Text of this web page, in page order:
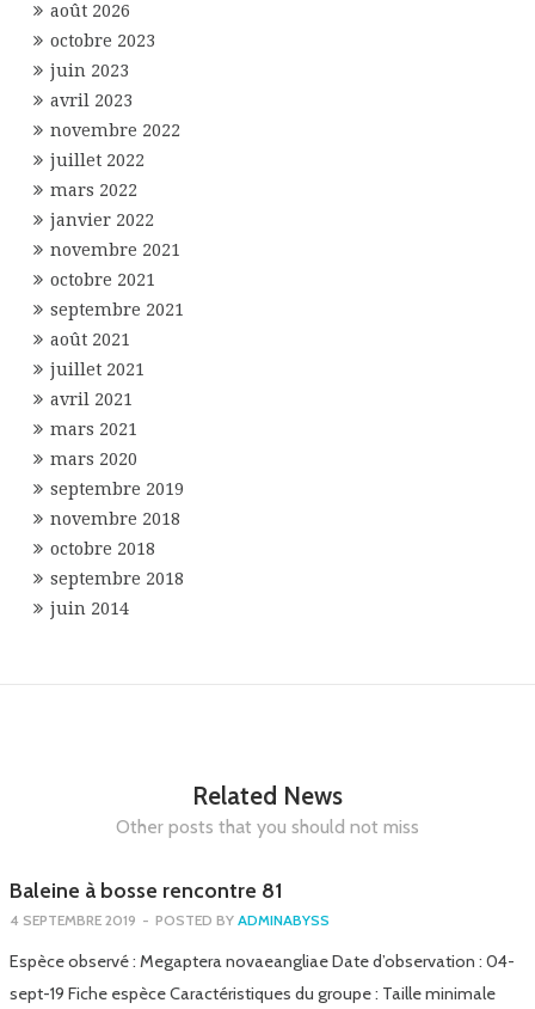
août 2026
octobre 2023
juin 2023
avril 2023
novembre 2022
juillet 2022
mars 2022
janvier 2022
novembre 2021
octobre 2021
septembre 2021
août 2021
juillet 2021
avril 2021
mars 2021
mars 2020
septembre 2019
novembre 2018
octobre 2018
septembre 2018
juin 2014
Related News
Other posts that you should not miss
Baleine à bosse rencontre 81
4 SEPTEMBRE 2019 - POSTED BY ADMINABYSS
Espèce observé : Megaptera novaeangliae Date d’observation : 04-
sept-19 Fiche espèce Caractéristiques du groupe : Taille minimale